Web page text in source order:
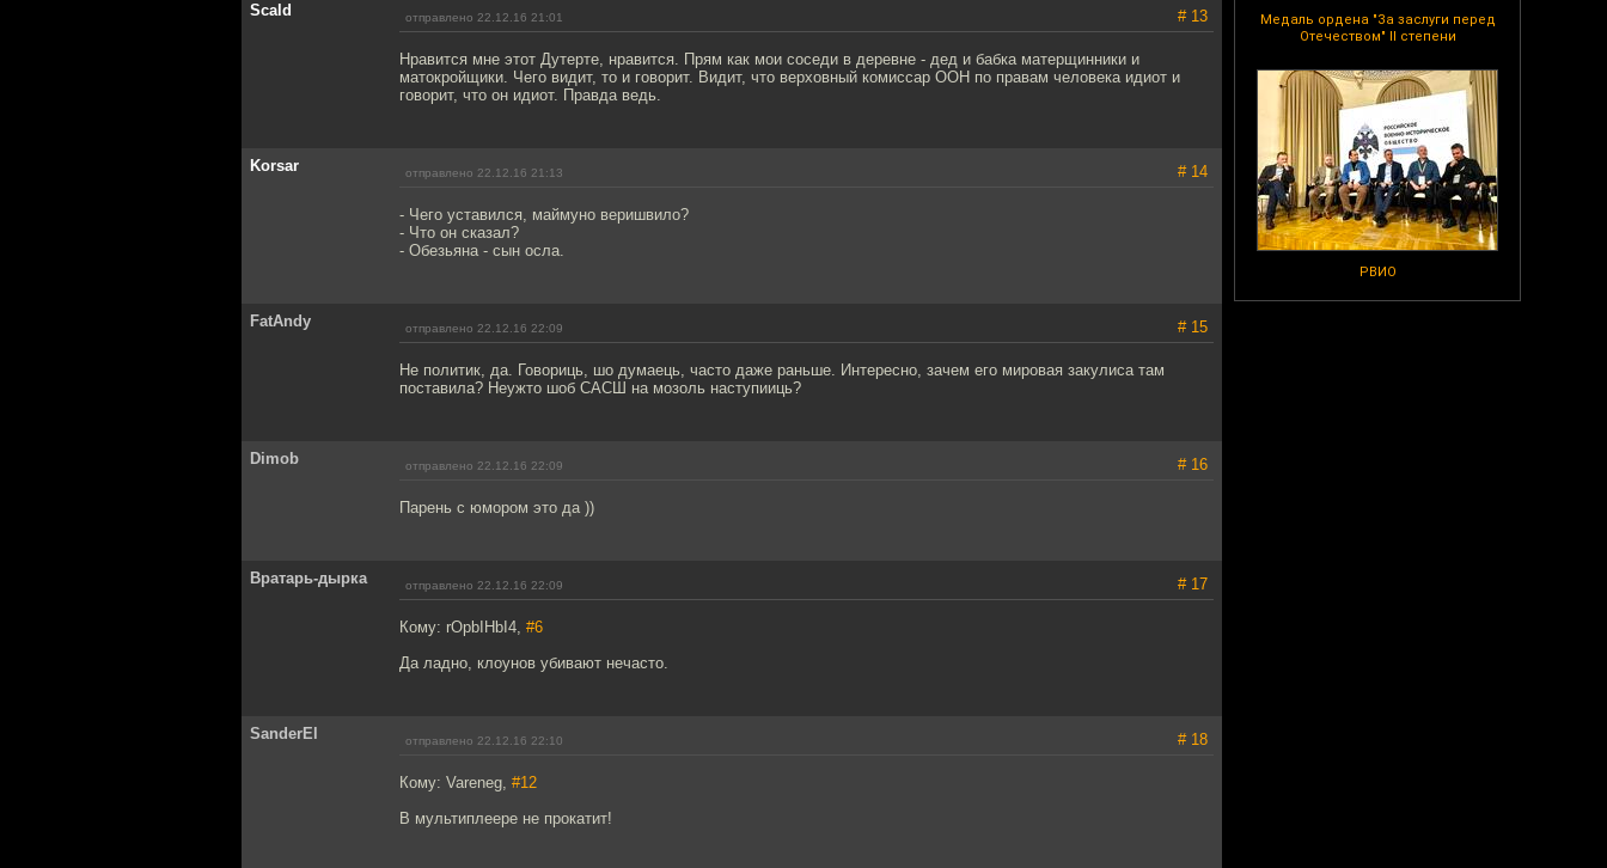
Медаль ордена "За заслуги перед
Отечеством" II степени
РВИО
Scald отправлено 22.12.16 21:01 # 13
Нравится мне этот Дутерте, нравится. Прям как мои соседи в деревне - дед и бабка матерщинники и
матокройщики. Чего видит, то и говорит. Видит, что верховный комиссар ООН по правам человека идиот и
говорит, что он идиот. Правда ведь.
Korsar отправлено 22.12.16 21:13 # 14
- Чего уставился, маймуно веришвило?
- Что он сказал?
- Обезьяна - сын осла.
FatAndy отправлено 22.12.16 22:09 # 15
Не политик, да. Говориць, шо думаець, часто даже раньше. Интересно, зачем его мировая закулиса там
поставила? Неужто шоб САСШ на мозоль наступииць?
Dimob отправлено 22.12.16 22:09 # 16
Парень с юмором это да ))
Вратарь-дырка отправлено 22.12.16 22:09 # 17
Кому: rOpbIHbI4, #6
Да ладно, клоунов убивают нечасто.
SanderEl отправлено 22.12.16 22:10 # 18
Кому: Vareneg, #12
В мультиплеере не прокатит!